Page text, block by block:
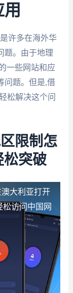
许多在海外华
题。由于地理
一些网站和应
问题。但是,借
松解决这个问
限制怎
松突破
大利亚打开
访问中国网